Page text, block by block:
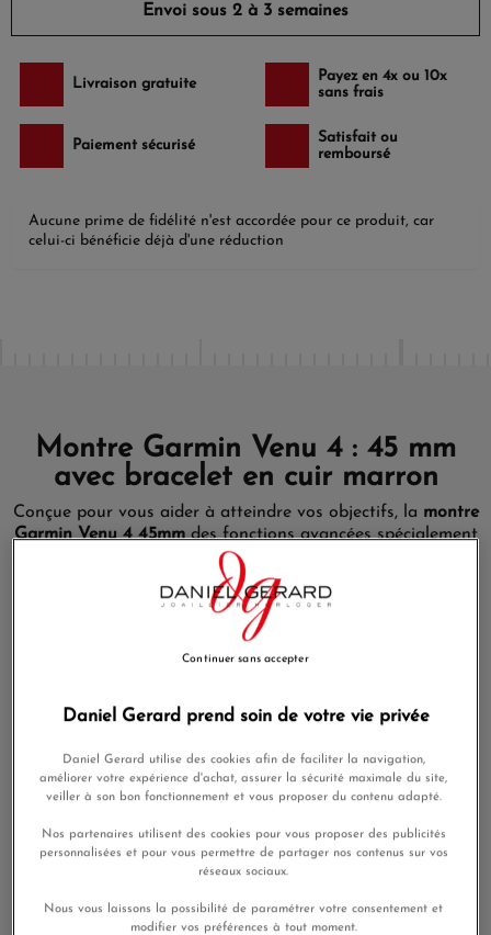
Envoi sous 2 à 3 semaines
Livraison gratuite
Payez en 4x ou 10x
sans frais
Paiement sécurisé
Satisfait ou
remboursé
Aucune prime de fidélité n'est accordée pour ce produit, car
celui-ci bénéficie déjà d'une réduction
Montre Garmin Venu 4 : 45 mm
avec bracelet en cuir marron
Conçue pour vous aider à atteindre vos objectifs, la montre
Garmin Venu 4 45mmdes fonctions avancées spécialement
conçues pour vous aider à mieux comprendre votre corps et
ainsi favoriser un mode de vie plus équilibré. Obtenez une
vue d'ensemble complète de votre santé avec une batterie
qui dure jusqu’à 12 jours.
Jusqu'à 12 jours d'autonomie en
Montre connectée avec écran ultra-lumineux et coloré,
design en acier inoxydable et lampe LED intégrée ; jusqu'à
12 jours d'autonomie pour une vue complète de votre santé.
montre Garmin Venu 4 45mm dispose de jusqu'à 25 jours
d'autonomie.
Garmin Venu 4 : pour un mode de
vie plus équilibré
Daniel Gerard prend soin de votre vie privée
Daniel Gerard utilise des cookies afin de faciliter la navigation,
améliorer votre expérience d'achat, assurer la sécurité maximale du site,
veiller à son bon fonctionnement et vous proposer du contenu adapté.
Nos partenaires utilisent des cookies pour vous proposer des publicités
personnalisées et pour vous permettre de partager nos contenus sur vos
réseaux sociaux.
Nous vous laissons la possibilité de paramétrer votre consentement et
modifier vos préférences à tout moment.
Continuer sans accepter